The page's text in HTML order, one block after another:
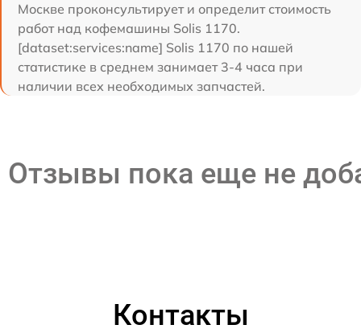
Москве проконсультирует и определит стоимость
работ над кофемашины Solis 1170.
[dataset:services:name] Solis 1170 по нашей
статистике в среднем занимает 3-4 часа при
наличии всех необходимых запчастей.
Отзывы пока еще не
Контакты